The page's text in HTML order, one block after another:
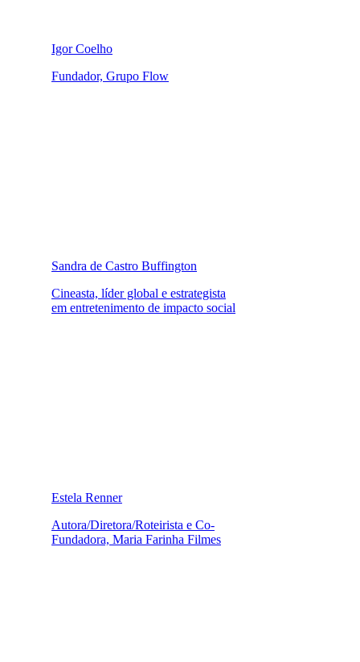
Igor Coelho
Fundador, Grupo Flow
Sandra de Castro Buffington
Cineasta, líder global e estrategista
em entretenimento de impacto social
Estela Renner
Autora/Diretora/Roteirista e Co-
Fundadora, Maria Farinha Filmes